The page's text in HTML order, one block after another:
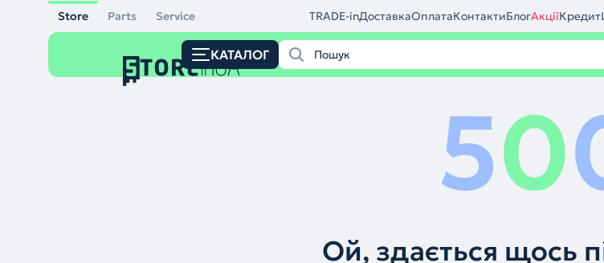
Store Parts Service TRADE-inДоставкаОплатаКонтактиБлогАкціїКредит
КАТАЛОГ
50
Ой, здається щось